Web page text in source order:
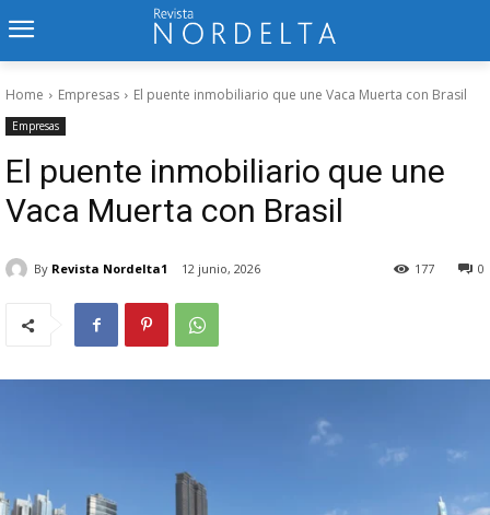
Home Empresas El puente inmobiliario que une Vaca Muerta con Brasil
Empresas
El puente inmobiliario que une
Vaca Muerta con Brasil
By Revista Nordelta1 12 junio, 2026 0
177